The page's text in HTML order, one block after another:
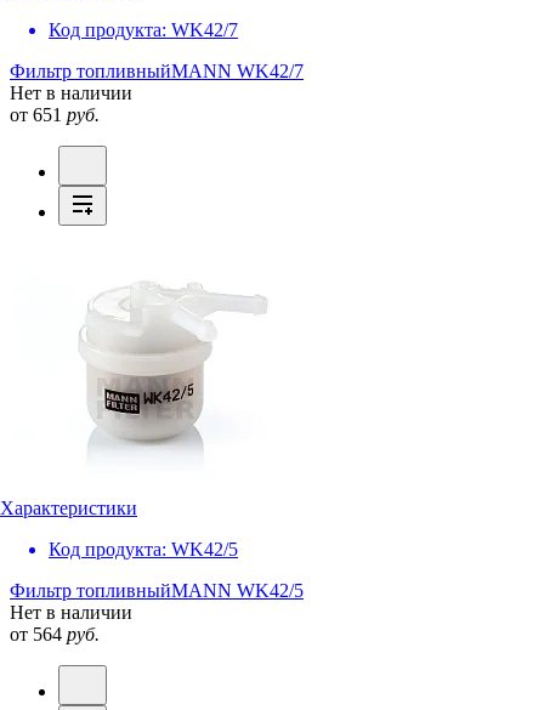
Код продукта: WK42/7
Фильтр топливныйMANN WK42/7
Нет в наличии
от 651 руб.
Характеристики
Код продукта: WK42/5
Фильтр топливныйMANN WK42/5
Нет в наличии
от 564 руб.